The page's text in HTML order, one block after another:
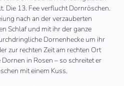
Die 13. Fee verflucht Dornröschen.
nach an der verzauberten
Schlaf und mit ihr der ganze
Dornenhecke um ihr
zur rechten Zeit am rechten Ort
in Rosen – so schreitet er
mit einem Kuss.